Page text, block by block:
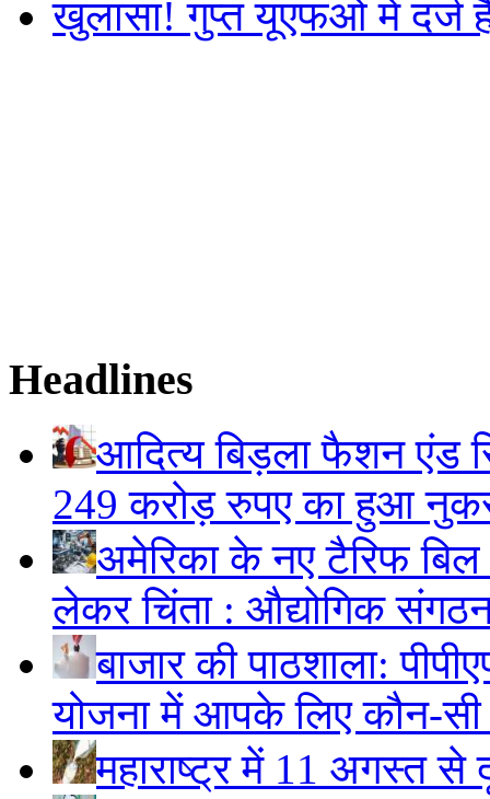
खुलासा! गुप्त यूएफओ में दर्ज
Headlines
आदित्य बिड़ला फैशन एंड
249 करोड़ रुपए का हुआ
अमेरिका के नए टैरिफ बिल
लेकर चिंता : औद्योगिक
बाजार की पाठशाला:
योजना में आपके लिए कौन-सी
महाराष्ट्र में 11 अगस्त